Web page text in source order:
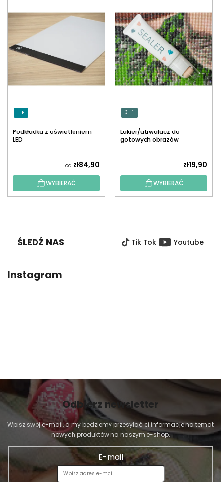
TIP
Podkładka z oświetleniem
LED
od zł84,90
WYBIERAĆ
3 + 1
Lakier/utrwalacz do
gotowych obrazów
zł19,90
WYBIERAĆ
ŚLEDŹ NAS Tik Tok Youtube
Instagram
Odbierz newsletter
Wpisz swój e-mail, a my będziemy przesyłać ci informacje na temat
nowych produktów na naszym e-shop.
E-mail